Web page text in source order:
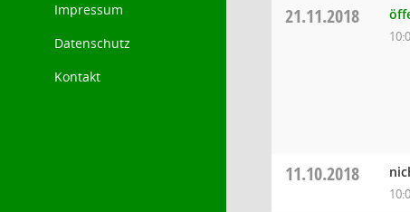
Impressum
Datenschutz
Kontakt
21.11.2018
11.10.2018